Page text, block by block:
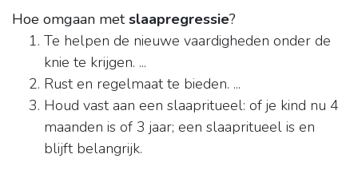
Hoe omgaan metslaapregressie?
Te helpen de nieuwe vaardigheden onder de
knie te krijgen. ...
Rust en regelmaat te bieden. ...
Houd vast aan een slaapritueel: of je kind nu 4
maanden is of 3 jaar; een slaapritueel is en
blijft belangrijk.